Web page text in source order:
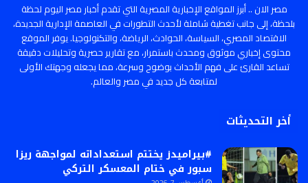
مصر الان .. أبرز المواقع الإخبارية المصرية التي تقدم أخبار مصر اليوم لحظة
بلحظة، إلى جانب تغطية شاملة لأحدث التطورات في العاصمة الإدارية الجديدة،
الاقتصاد المصري، السياسة، الحوادث، الرياضة، والتكنولوجيا. يوفر الموقع
محتوى إخباري موثوق ومحدث باستمرار، مع تقارير حصرية وتحليلات دقيقة
تساعد القارئ على فهم الأحداث بوضوح وسرعة، مما يجعله وجهتك الأولى
لمتابعة كل جديد في مصر والعالم.
أخر التحديثات
#بيراميدز يختتم استعداداته لمواجهة ريزا
سبور في ختام المعسكر التركي